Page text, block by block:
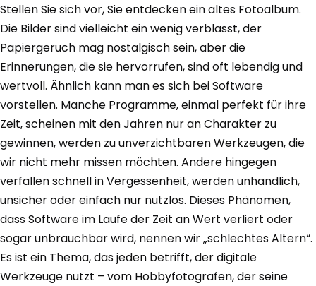
Stellen Sie sich vor, Sie entdecken ein altes Fotoalbum.
Die Bilder sind vielleicht ein wenig verblasst, der
Papiergeruch mag nostalgisch sein, aber die
Erinnerungen, die sie hervorrufen, sind oft lebendig und
wertvoll. Ähnlich kann man es sich bei Software
vorstellen. Manche Programme, einmal perfekt für ihre
Zeit, scheinen mit den Jahren nur an Charakter zu
gewinnen, werden zu unverzichtbaren Werkzeugen, die
wir nicht mehr missen möchten. Andere hingegen
verfallen schnell in Vergessenheit, werden unhandlich,
unsicher oder einfach nur nutzlos. Dieses Phänomen,
dass Software im Laufe der Zeit an Wert verliert oder
sogar unbrauchbar wird, nennen wir „schlechtes Altern“.
Es ist ein Thema, das jeden betrifft, der digitale
Werkzeuge nutzt – vom Hobbyfotografen, der seine